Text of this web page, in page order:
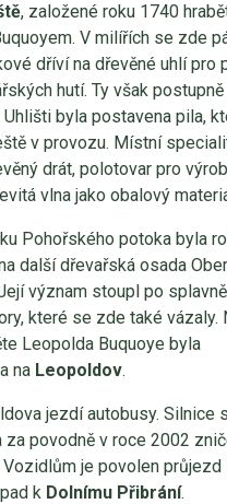
, založené roku 1740
V milířích se zde
dříví na dřevěné uhlí pro
hutí. Ty však postupně
Uhlišti byla postavena pila,
v provozu. Místní
drát, polotovar pro
vlna jako obalový
Pohořského potoka byla
další dřevařská osada
význam stoupl po
které se zde také vázaly.
Leopolda Buquoye byla
na Leopoldov.
jezdí autobusy. Silnice
za povodně v roce 2002
Vozidlům je povolen průjezd
k Dolnímu Přibrání.